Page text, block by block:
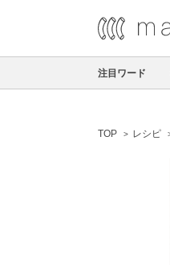
注目ワード
TOP レシピ